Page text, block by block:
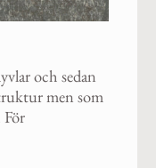
och sedan
men som
För